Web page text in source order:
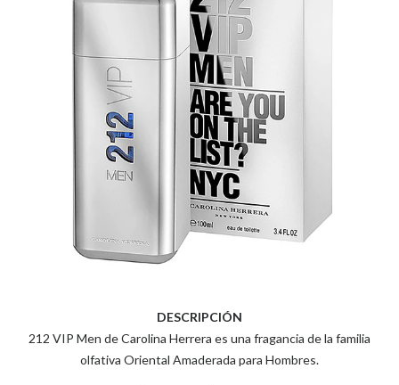
DESCRIPCIÓN
212 VIP Men de Carolina Herrera es una fragancia de la familia
olfativa Oriental Amaderada para Hombres.